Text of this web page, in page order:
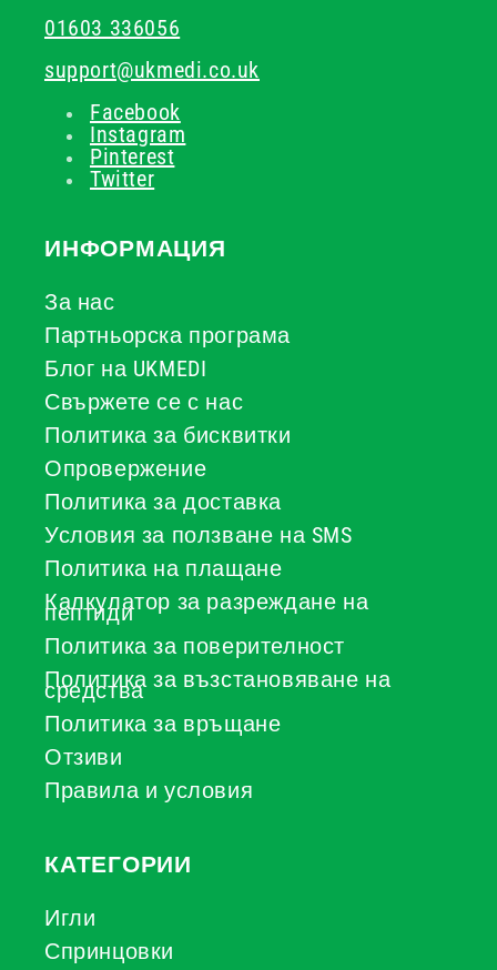
01603 336056
support@ukmedi.co.uk
Facebook
Instagram
Pinterest
Twitter
ИНФОРМАЦИЯ
За нас
Партньорска програма
Блог на UKMEDI
Свържете се с нас
Политика за бисквитки
Опровержение
Политика за доставка
Условия за ползване на SMS
Политика на плащане
Калкулатор за разреждане на
пептиди
Политика за поверителност
Политика за възстановяване на
средства
Политика за връщане
Отзиви
Правила и условия
КАТЕГОРИИ
Игли
Спринцовки